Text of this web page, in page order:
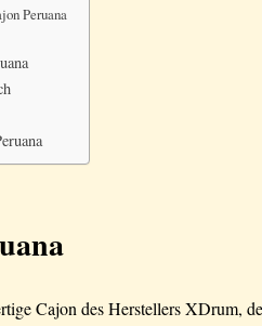
Peruana
Cajon des Herstellers XDrum,